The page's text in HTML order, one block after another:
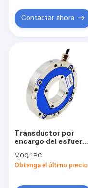
Contactar ahora
Transductor por
encargo del esfuerzo
bajo para la medida
común del esfuerzo
MOQ:1PC
Obtenga el último precio